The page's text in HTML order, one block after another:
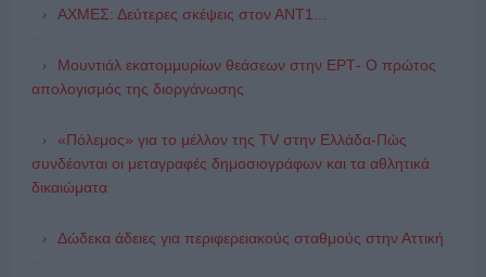
ΑΧΜΕΣ: Δεύτερες σκέψεις στον ΑΝΤ1...
Μουντιάλ εκατομμυρίων θεάσεων στην ΕΡΤ- Ο πρώτος
απολογισμός της διοργάνωσης
«Πόλεμος» για το μέλλον της TV στην Ελλάδα-Πώς
συνδέονται οι μεταγραφές δημοσιογράφων και τα αθλητικά
δικαιώματα
Δώδεκα άδειες για περιφερειακούς σταθμούς στην Αττική